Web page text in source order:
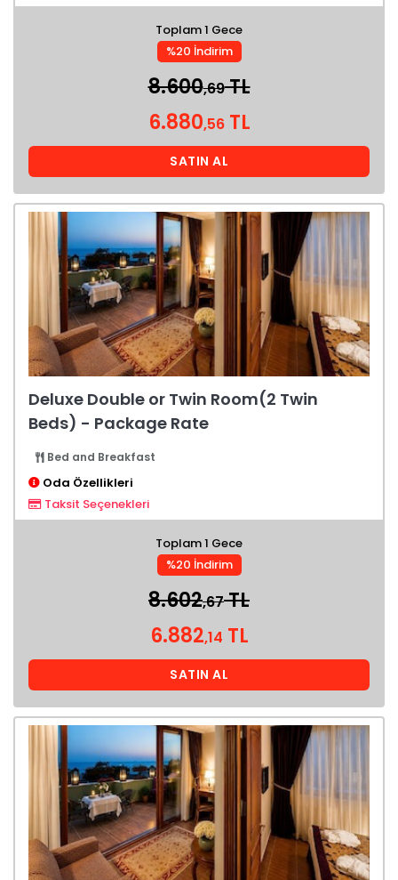
Toplam 1 Gece
%20 İndirim
8.600,69TL
6.880,56TL
SATIN AL
Deluxe Double or Twin Room(2 Twin
Beds) - Package Rate
Bed and Breakfast
Oda Özellikleri
Taksit Seçenekleri
Toplam 1 Gece
%20 İndirim
8.602,67TL
6.882,14 TL
SATIN AL